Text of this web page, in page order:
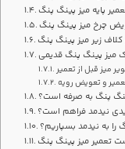
پایه میز پینگ پنگ
چرخ میز پینگ پنگ
زیر میز پینگ پنگ
میز پینگ پنگ قدیمی
میز قبل از تعمیر
و تعویض رویه
پنگ به صرفه است؟
نیدمد فراهم است؟
را به نیدمد بسپاریم؟
تعمیر میز پینگ پنگ